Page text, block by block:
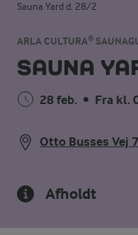
Sauna Yard d. 28/2
ARLA CULTURA®
SAUNA
28 feb. • Fra kl.
Otto Busses Vej
Afholdt